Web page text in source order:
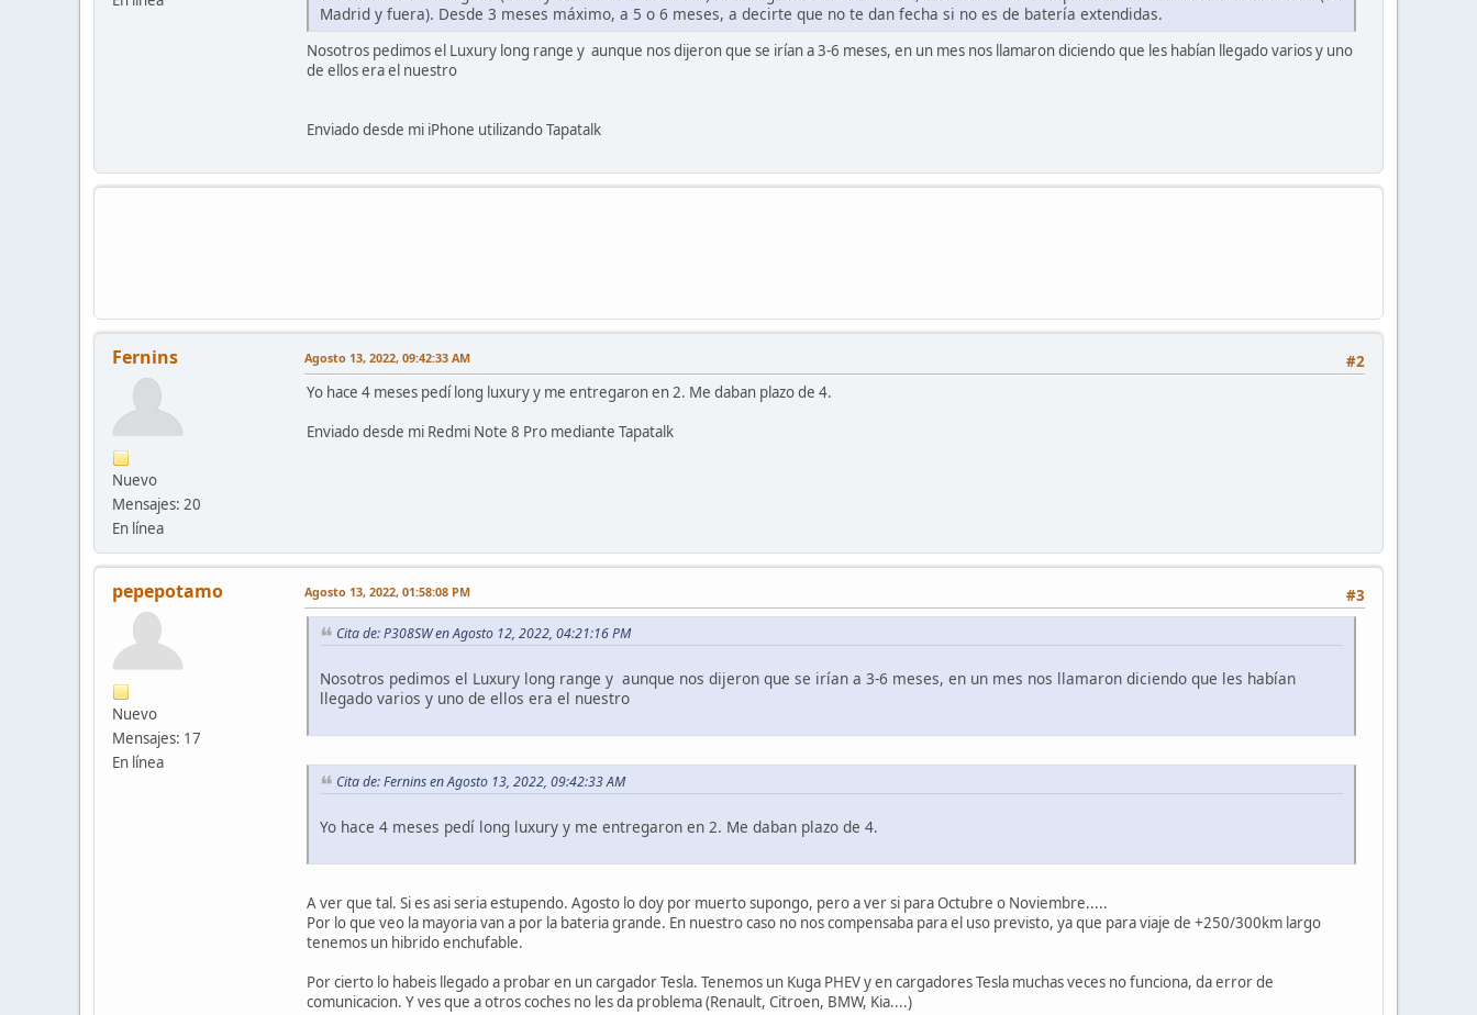
Madrid y fuera). Desde 3 meses máximo, a 5 o 6 meses, a decirte que no te dan fecha si no es de batería extendidas.
Nosotros pedimos el Luxury long range y aunque nos dijeron que se irían a 3-6 meses, en un mes nos llamaron diciendo que les habían llegado varios y uno
de ellos era el nuestro
Enviado desde mi iPhone utilizando Tapatalk
Fernins
Nuevo
Mensajes: 20
En línea
#2
Agosto 13, 2022, 09:42:33 AM
Yo hace 4 meses pedí long luxury y me entregaron en 2. Me daban plazo de 4.
Enviado desde mi Redmi Note 8 Pro mediante Tapatalk
pepepotamo
Nuevo
Mensajes: 17
En línea
#3
Agosto 13, 2022, 01:58:08 PM
Cita de: P308SW en Agosto 12, 2022, 04:21:16 PM
Nosotros pedimos el Luxury long range y aunque nos dijeron que se irían a 3-6 meses, en un mes nos llamaron diciendo que les habían
llegado varios y uno de ellos era el nuestro
Cita de: Fernins en Agosto 13, 2022, 09:42:33 AM
Yo hace 4 meses pedí long luxury y me entregaron en 2. Me daban plazo de 4.
A ver que tal. Si es asi seria estupendo. Agosto lo doy por muerto supongo, pero a ver si para Octubre o Noviembre.....
Por lo que veo la mayoria van a por la bateria grande. En nuestro caso no nos compensaba para el uso previsto, ya que para viaje de +250/300km largo
tenemos un hibrido enchufable.
Por cierto lo habeis llegado a probar en un cargador Tesla. Tenemos un Kuga PHEV y en cargadores Tesla muchas veces no funciona, da error de
comunicacion. Y ves que a otros coches no les da problema (Renault, Citroen, BMW, Kia....)